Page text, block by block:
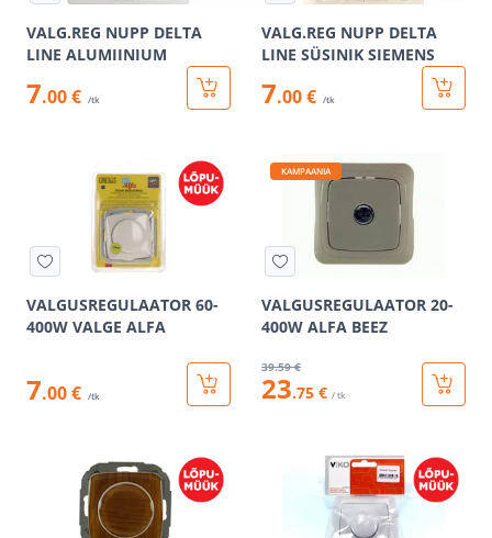
VALG.REG NUPP DELTA
LINE ALUMIINIUM
7.00 € /tk
VALG.REG NUPP DELTA
LINE SÜSINIK SIEMENS
7.00 € /tk
VALGUSREGULAATOR 60-
400W VALGE ALFA
7.00 € /tk
KAMPAANIA
VALGUSREGULAATOR 20-
400W ALFA BEEZ
39.59 €
23.75 € / tk